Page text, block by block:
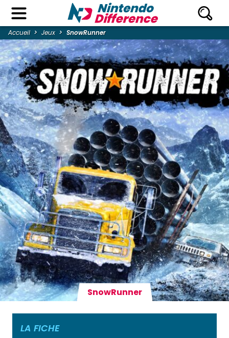
Accueil Jeux SnowRunner
SnowRunner
LA FICHE